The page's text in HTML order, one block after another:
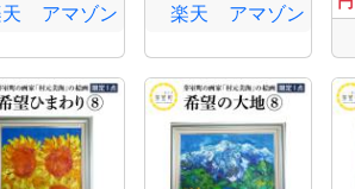
アマゾン 楽天 アマゾン